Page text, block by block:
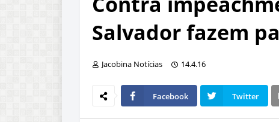
Salvador fazem
Jacobina Notícias 14.4.16
Facebook Twitter